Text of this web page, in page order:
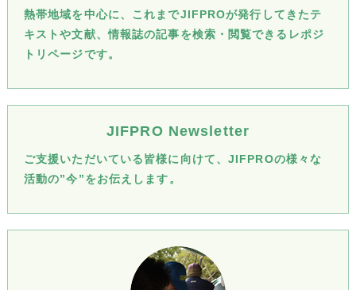
熱帯地域を中心に、これまでJIFPROが発行してきたテ
キストや文献、情報誌の記事を検索・閲覧できるレポジ
トリページです。
JIFPRO Newsletter
ご支援いただいている皆様に向けて、JIFPROの様々な
活動の”今”をお伝えします。